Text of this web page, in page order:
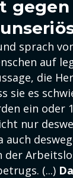
gegen
sprach
auf
die
sie es
ein oder
nur
auch
der
(...)